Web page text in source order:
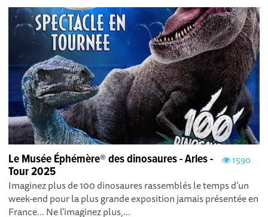
1590
Le Musée Éphémère® des dinosaures - Arles -
Tour 2025
Imaginez plus de 100 dinosaures rassemblés le temps d’un
week-end pour la plus grande exposition jamais présentée en
France… Ne l’imaginez plus,...